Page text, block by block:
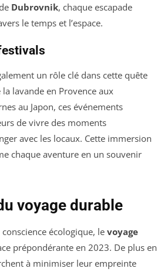
Dubrovnik, chaque escapade
le temps et l’espace.
un rôle clé dans cette quête
lavande en Provence aux
au Japon, ces événements
de vivre des moments
avec les locaux. Cette immersion
chaque aventure en un souvenir
voyage durable
écologique, le voyage
prépondérante en 2023. De plus en
à minimiser leur empreinte